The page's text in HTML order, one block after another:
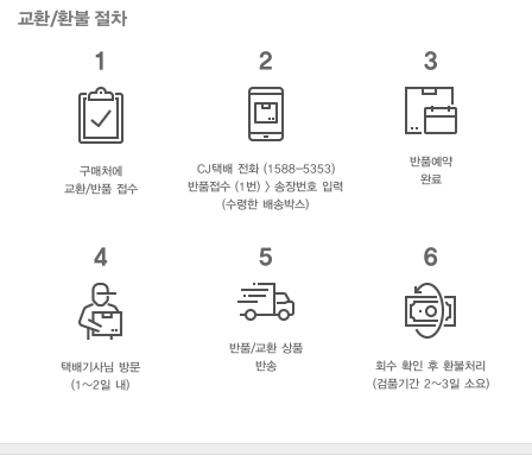
교환/환불 절차
1
구매처에
교환/반품 접수
2
CJ택배 전화 (1588-5353)
반품접수 (1번) > 송장번호 입력
(수령한 배송박스)
3
반품예약
완료
4
택배기사님 방문
(1~2일 내)
5
반품/교환 상품
반송
6
회수 확인 후 환불처리
(검품기간 2~3일 소요)